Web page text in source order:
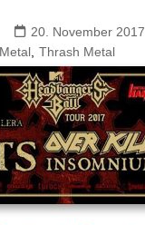
20. November 2017
, Thrash Metal